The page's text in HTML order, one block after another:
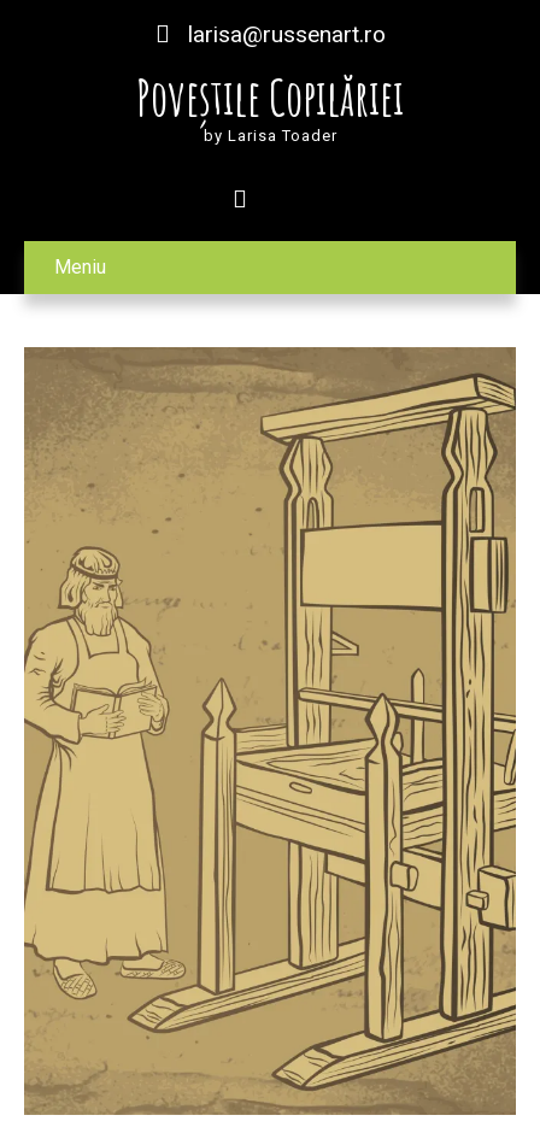
larisa@russenart.ro
Poveștile Copilăriei
by Larisa Toader
Meniu